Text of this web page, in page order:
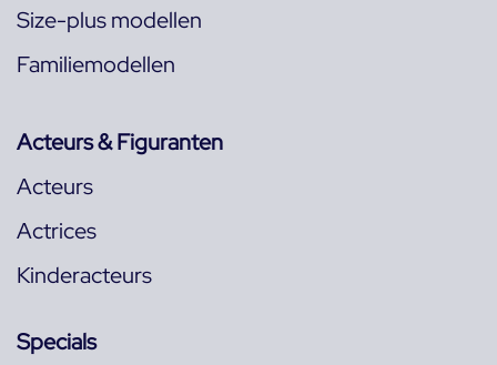
Size-plus modellen
Familiemodellen
Acteurs & Figuranten
Acteurs
Actrices
Kinderacteurs
Specials